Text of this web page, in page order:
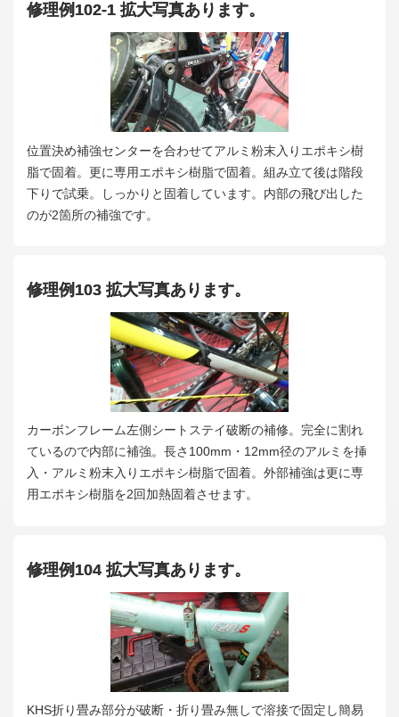
修理例102-1 拡大写真あります。
位置決め補強センターを合わせてアルミ粉末入りエポキシ樹
脂で固着。更に専用エポキシ樹脂で固着。組み立て後は階段
下りで試乗。しっかりと固着しています。内部の飛び出した
のが2箇所の補強です。
修理例103 拡大写真あります。
カーボンフレーム左側シートステイ破断の補修。完全に割れ
ているので内部に補強。長さ100mm・12mm径のアルミを挿
入・アルミ粉末入りエポキシ樹脂で固着。外部補強は更に専
用エポキシ樹脂を2回加熱固着させます。
修理例104 拡大写真あります。
KHS折り畳み部分が破断・折り畳み無しで溶接で固定し簡易